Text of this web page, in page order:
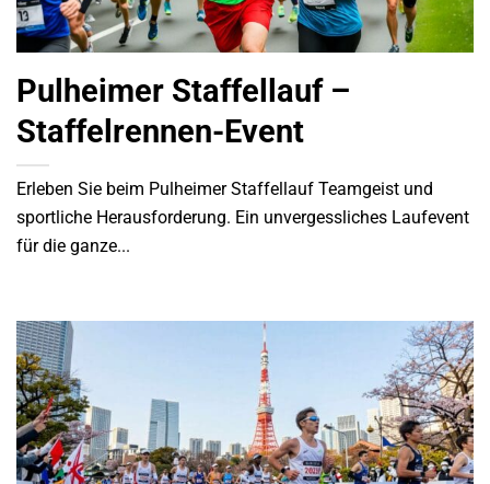
Pulheimer Staffellauf –
Staffelrennen-Event
Erleben Sie beim Pulheimer Staffellauf Teamgeist und
sportliche Herausforderung. Ein unvergessliches Laufevent
für die ganze...